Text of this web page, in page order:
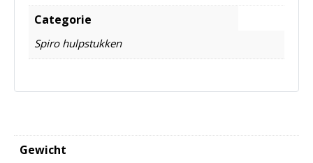
Categorie
Spiro hulpstukken
Gewicht